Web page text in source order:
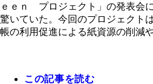
ｅｅｎ プロジェクト」の発表会
驚いていた。今回のプロジェクト
帳の利用促進による紙資源の削減
この記事を読む